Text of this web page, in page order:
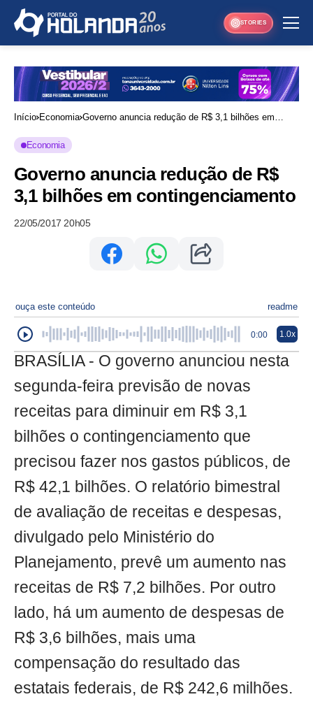
STORIES
Início Economia Governo anuncia redução de R$ 3,1 bilhões em
Economia
Governo anuncia redução de R$
3,1 bilhões em contingenciamento
22/05/2017 20h05
ouça este conteúdo readme
0:00 1.0x
BRASÍLIA - O governo anunciou nesta
segunda-feira previsão de novas
receitas para diminuir em R$ 3,1
bilhões o contingenciamento que
precisou fazer nos gastos públicos, de
R$ 42,1 bilhões. O relatório bimestral
de avaliação de receitas e despesas,
divulgado pelo Ministério do
Planejamento, prevê um aumento nas
receitas de R$ 7,2 bilhões. Por outro
lado, há um aumento de despesas de
R$ 3,6 bilhões, mais uma
compensação do resultado das
estatais federais, de R$ 242,6 milhões.